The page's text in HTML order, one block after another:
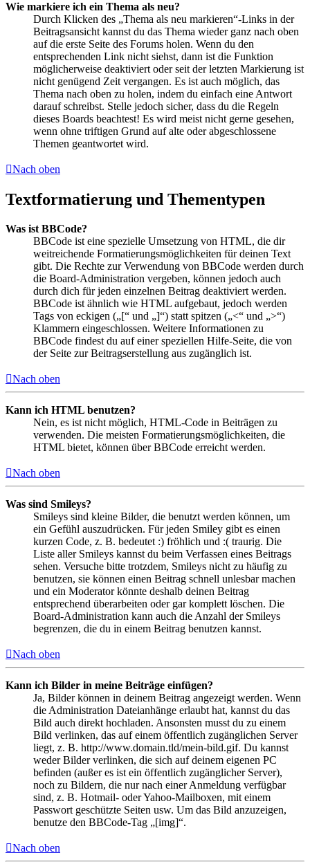
Wie markiere ich ein Thema als neu?
Durch Klicken des „Thema als neu markieren“-Links in der
Beitragsansicht kannst du das Thema wieder ganz nach oben
auf die erste Seite des Forums holen. Wenn du den
entsprechenden Link nicht siehst, dann ist die Funktion
möglicherweise deaktiviert oder seit der letzten Markierung ist
nicht genügend Zeit vergangen. Es ist auch möglich, das
Thema nach oben zu holen, indem du einfach eine Antwort
darauf schreibst. Stelle jedoch sicher, dass du die Regeln
dieses Boards beachtest! Es wird meist nicht gerne gesehen,
wenn ohne triftigen Grund auf alte oder abgeschlossene
Themen geantwortet wird.
Nach oben
Textformatierung und Thementypen
Was ist BBCode?
BBCode ist eine spezielle Umsetzung von HTML, die dir
weitreichende Formatierungsmöglichkeiten für deinen Text
gibt. Die Rechte zur Verwendung von BBCode werden durch
die Board-Administration vergeben, können jedoch auch
durch dich für jeden einzelnen Beitrag deaktiviert werden.
BBCode ist ähnlich wie HTML aufgebaut, jedoch werden
Tags von eckigen („[“ und „]“) statt spitzen („<“ und „>“)
Klammern eingeschlossen. Weitere Informationen zu
BBCode findest du auf einer speziellen Hilfe-Seite, die von
der Seite zur Beitragserstellung aus zugänglich ist.
Nach oben
Kann ich HTML benutzen?
Nein, es ist nicht möglich, HTML-Code in Beiträgen zu
verwenden. Die meisten Formatierungsmöglichkeiten, die
HTML bietet, können über BBCode erreicht werden.
Nach oben
Was sind Smileys?
Smileys sind kleine Bilder, die benutzt werden können, um
ein Gefühl auszudrücken. Für jeden Smiley gibt es einen
kurzen Code, z. B. bedeutet :) fröhlich und :( traurig. Die
Liste aller Smileys kannst du beim Verfassen eines Beitrags
sehen. Versuche bitte trotzdem, Smileys nicht zu häufig zu
benutzen, sie können einen Beitrag schnell unlesbar machen
und ein Moderator könnte deshalb deinen Beitrag
entsprechend überarbeiten oder gar komplett löschen. Die
Board-Administration kann auch die Anzahl der Smileys
begrenzen, die du in einem Beitrag benutzen kannst.
Nach oben
Kann ich Bilder in meine Beiträge einfügen?
Ja, Bilder können in deinem Beitrag angezeigt werden. Wenn
die Administration Dateianhänge erlaubt hat, kannst du das
Bild auch direkt hochladen. Ansonsten musst du zu einem
Bild verlinken, das auf einem öffentlich zugänglichen Server
liegt, z. B. http://www.domain.tld/mein-bild.gif. Du kannst
weder Bilder verlinken, die sich auf deinem eigenen PC
befinden (außer es ist ein öffentlich zugänglicher Server),
noch zu Bildern, die nur nach einer Anmeldung verfügbar
sind, z. B. Hotmail- oder Yahoo-Mailboxen, mit einem
Passwort geschützte Seiten usw. Um das Bild anzuzeigen,
benutze den BBCode-Tag „[img]“.
Nach oben